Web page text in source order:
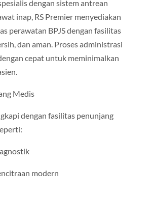
dengan sistem antrean
inap, RS Premier menyediakan
perawatan BPJS dengan fasilitas
dan aman. Proses administrasi
cepat untuk meminimalkan
Medis
dengan fasilitas penunjang
modern